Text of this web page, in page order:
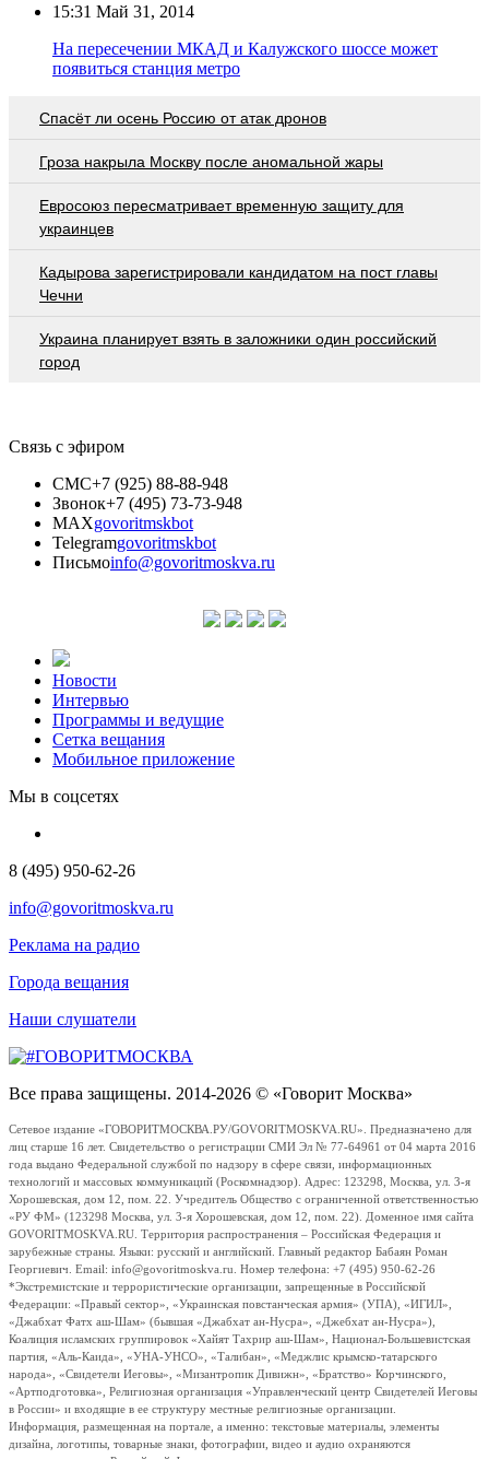
15:31 Май 31, 2014
На пересечении МКАД и Калужского шоссе может
появиться станция метро
Спасёт ли осень Россию от атак дронов
Гроза накрыла Москву после аномальной жары
Евросоюз пересматривает временную защиту для
украинцев
Кадырова зарегистрировали кандидатом на пост главы
Чечни
Украина планирует взять в заложники один российский
город
Связь с эфиром
СМС+7 (925) 88-88-948
Звонок+7 (495) 73-73-948
MAXgovoritmskbot
Telegramgovoritmskbot
Письмоinfo@govoritmoskva.ru
Новости
Интервью
Программы и ведущие
Сетка вещания
Мобильное приложение
Мы в соцсетях
8 (495) 950-62-26
info@govoritmoskva.ru
Реклама на радио
Города вещания
Наши слушатели
Все права защищены. 2014-2026 © «Говорит Москва»
Сетевое издание «ГОВОРИТМОСКВА.РУ/GOVORITMOSKVA.RU». Предназначено для
лиц старше 16 лет. Свидетельство о регистрации СМИ Эл № 77-64961 от 04 марта 2016
года выдано Федеральной службой по надзору в сфере связи, информационных
технологий и массовых коммуникаций (Роскомнадзор). Адрес: 123298, Москва, ул. 3-я
Хорошевская, дом 12, пом. 22. Учредитель Общество с ограниченной ответственностью
«РУ ФМ» (123298 Москва, ул. 3-я Хорошевская, дом 12, пом. 22). Доменное имя сайта
GOVORITMOSKVA.RU. Территория распространения – Российская Федерация и
зарубежные страны. Языки: русский и английский. Главный редактор Бабаян Роман
Георгиевич. Email: info@govoritmoskva.ru. Номер телефона: +7 (495) 950-62-26
*Экстремистские и террористические организации, запрещенные в Российской
Федерации: «Правый сектор», «Украинская повстанческая армия» (УПА), «ИГИЛ»,
«Джабхат Фатх аш-Шам» (бывшая «Джабхат ан-Нусра», «Джебхат ан-Нусра»),
Коалиция исламских группировок «Хайят Тахрир аш-Шам», Национал-Большевистская
партия, «Аль-Каида», «УНА-УНСО», «Талибан», «Меджлис крымско-татарского
народа», «Свидетели Иеговы», «Мизантропик Дивижн», «Братство» Корчинского,
«Артподготовка», Религиозная организация «Управленческий центр Свидетелей Иеговы
в России» и входящие в ее структуру местные религиозные организации.
Информация, размещенная на портале, а именно: текстовые материалы, элементы
дизайна, логотипы, товарные знаки, фотографии, видео и аудио охраняются